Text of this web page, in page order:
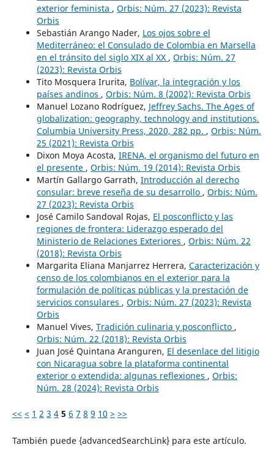
exterior feminista , Orbis: Núm. 27 (2023): Revista
Orbis
Sebastián Arango Nader, Los ojos sobre el
Mediterráneo: el Consulado de Colombia en Marsella
en el tránsito del siglo XIX al XX , Orbis: Núm. 27
(2023): Revista Orbis
Tito Mosquera Irurita, Bolívar, la integración y los
países andinos , Orbis: Núm. 8 (2002): Revista Orbis
Manuel Lozano Rodríguez, Jeffrey Sachs. The Ages of
globalization: geography, technology and institutions.
Columbia University Press, 2020, 282 pp. , Orbis: Núm.
25 (2021): Revista Orbis
Dixon Moya Acosta, IRENA, el organismo del futuro en
el presente , Orbis: Núm. 19 (2014): Revista Orbis
Martín Gallargo Garrath, Introducción al derecho
consular: breve reseña de su desarrollo , Orbis: Núm.
27 (2023): Revista Orbis
José Camilo Sandoval Rojas, El posconflicto y las
regiones de frontera: Liderazgo esperado del
Ministerio de Relaciones Exteriores , Orbis: Núm. 22
(2018): Revista Orbis
Margarita Eliana Manjarrez Herrera, Caracterización y
censo de los colombianos en el exterior para la
formulación de políticas públicas y la prestación de
servicios consulares , Orbis: Núm. 27 (2023): Revista
Orbis
Manuel Vives, Tradición culinaria y posconflicto ,
Orbis: Núm. 22 (2018): Revista Orbis
Juan José Quintana Aranguren, El desenlace del litigio
con Nicaragua sobre la plataforma continental
exterior o extendida: algunas reflexiones , Orbis:
Núm. 28 (2024): Revista Orbis
<< < 1 2 3 4 5 6 7 8 9 10 > >>
También puede {advancedSearchLink} para este artículo.